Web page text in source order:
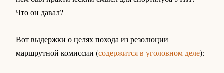
Что он давал?
Вот выдержки о целях похода из резолюции
маршрутной комиссии (содержится в уголовном деле):